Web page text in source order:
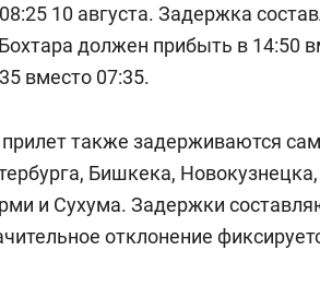
10 августа. Задержка
должен прибыть в 14:50
вместо 07:35.
также задерживаются
Бишкека,
и Сухума. Задержки
отклонение